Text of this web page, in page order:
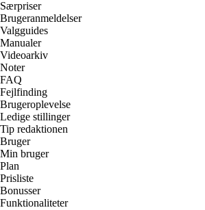
Særpriser
Brugeranmeldelser
Valgguides
Manualer
Videoarkiv
Noter
FAQ
Fejlfinding
Brugeroplevelse
Ledige stillinger
Tip redaktionen
Bruger
Min bruger
Plan
Prisliste
Bonusser
Funktionaliteter